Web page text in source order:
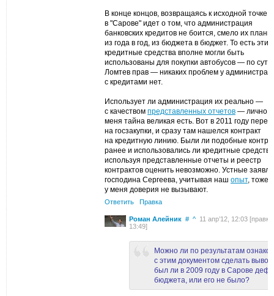
В конце концов, возвращаясь к исходной точке,
в "Сарове" идет о том, что администрация
банковских кредитов не боится, смело их
из года в год, из бюджета в бюджет. То есть эти
кредитные средства вполне могли быть
использованы для покупки автобусов — по сути
Ломтев прав — никаких проблем у
с кредитами нет.
Использует ли администрация их реально —
с качеством представленных отчетов — лично
меня тайна великая есть. Вот в 2011 году
на госзакупки, и сразу там нашелся контракт
на кредитную линию. Были ли подобные
ранее и использовались ли кредитные
используя представленные отчеты и реестр
контрактов оценить невозможно. Устные
господина Сергеева, учитывая наш опыт, тоже
у меня доверия не вызывают.
Ответить Правка
Роман Алейник # ^ 11 апр’12, 12:03
13:49]
Можно ли по результатам
с этим документом сделать
был ли в 2009 году в Сарове
бюджета, или его не было?